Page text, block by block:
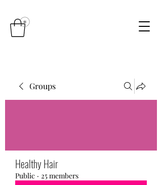
Groups
Healthy Hair
Public · 25 members